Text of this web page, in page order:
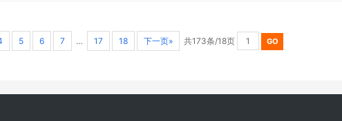
5 6 7 … 17 18 下一页» 共173条/18页